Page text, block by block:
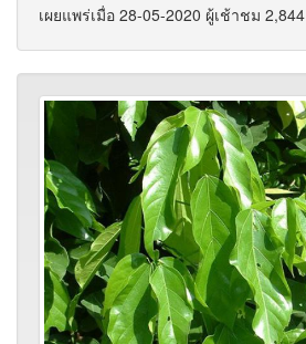
เผยแพร่เมื่อ 28-05-2020 ผู้เช้าชม 2,844